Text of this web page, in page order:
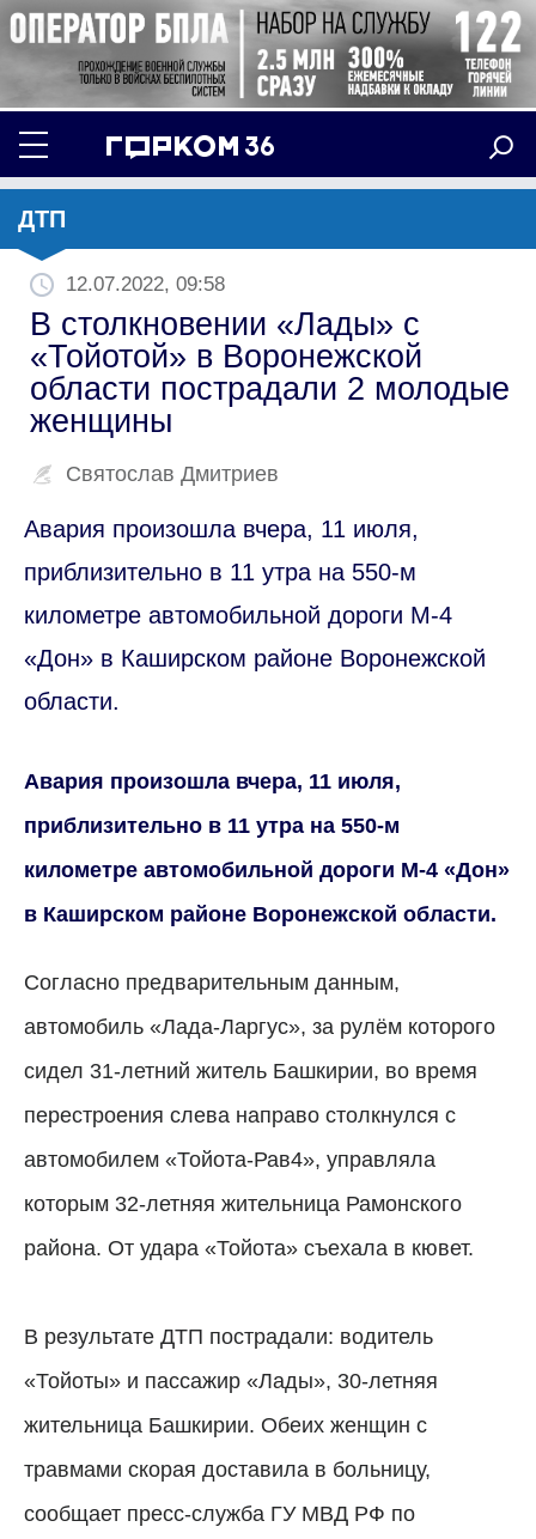
ДТП
12.07.2022, 09:58
В столкновении «Лады» с
«Тойотой» в Воронежской
области пострадали 2 молодые
женщины
Святослав Дмитриев
Авария произошла вчера, 11 июля,
приблизительно в 11 утра на 550-м
километре автомобильной дороги М-4
«Дон» в Каширском районе Воронежской
области.
Авария произошла вчера, 11 июля,
приблизительно в 11 утра на 550-м
километре автомобильной дороги М-4 «Дон»
в Каширском районе Воронежской области.
Согласно предварительным данным,
автомобиль «Лада-Ларгус», за рулём которого
сидел 31-летний житель Башкирии, во время
перестроения слева направо столкнулся с
автомобилем «Тойота-Рав4», управляла
которым 32-летняя жительница Рамонского
района. От удара «Тойота» съехала в кювет.
В результате ДТП пострадали: водитель
«Тойоты» и пассажир «Лады», 30-летняя
жительница Башкирии. Обеих женщин с
травмами скорая доставила в больницу,
сообщает пресс-служба ГУ МВД РФ по